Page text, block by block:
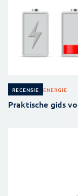
RECENSIE ENERGIE
Praktische gids